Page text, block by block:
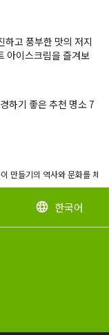
고 풍부한 맛의 저지
아이스크림을 즐겨보
하기 좋은 추천 명소 7
만들기의 역사와 문화를 체
language 한국어